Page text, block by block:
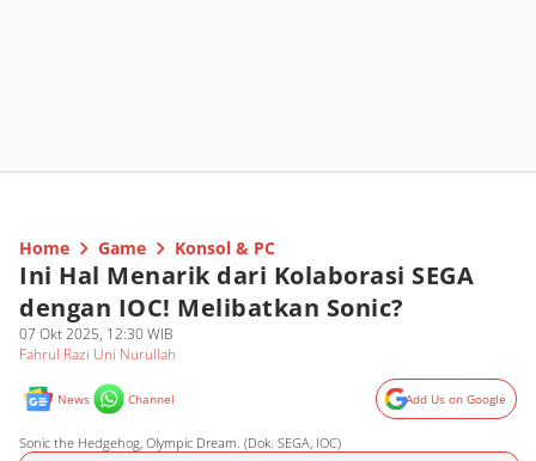
Home Game Konsol & PC
Ini Hal Menarik dari Kolaborasi SEGA
dengan IOC! Melibatkan Sonic?
07 Okt 2025, 12:30 WIB
Fahrul Razi Uni Nurullah
News Channel Add Us on Google
Sonic the Hedgehog, Olympic Dream. (Dok. SEGA, IOC)